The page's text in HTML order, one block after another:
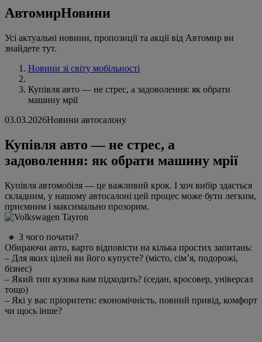
АвтомирНовини
Усі актуальні новини, пропозиції та акції від Автомир ви
знайдете тут.
Новини зі світу мобільності
Купівля авто — не стрес, а задоволення: як обрати
машину мрії
03.03.2026Новини автосалону
Купівля авто — не стрес, а
задоволення: як обрати машину мрії
Купівля автомобіля — це важливий крок. І хоч вибір здається
складним, у нашому автосалоні цей процес може бути легким,
приємним і максимально прозорим.
🔸 З чого почати?
Обираючи авто, варто відповісти на кілька простих запитань:
– Для яких цілей ви його купуєте? (місто, сім’я, подорожі,
бізнес)
– Який тип кузова вам підходить? (седан, кросовер, універсал
тощо)
– Які у вас пріоритети: економічність, повний привід, комфорт
чи щось інше?